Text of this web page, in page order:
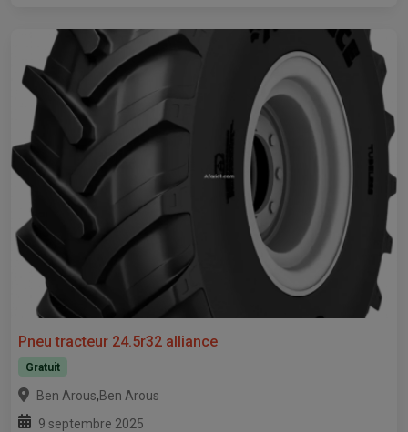
Pneu tracteur 24.5r32 alliance
Gratuit
Ben Arous,Ben Arous
9 septembre 2025